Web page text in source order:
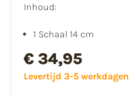
Inhoud:
1 Schaal 14 cm
€ 34,95
Levertijd 3-5 werkdagen